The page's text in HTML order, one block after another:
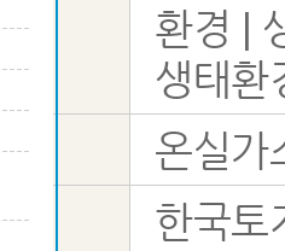
환경 |
생태환
온실가
한국토